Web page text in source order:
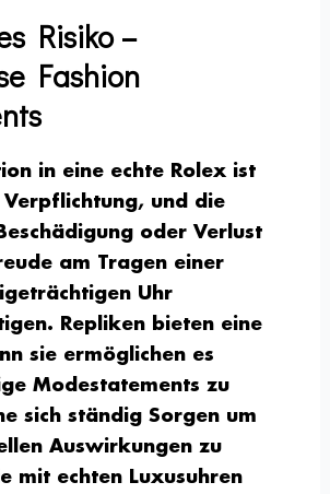
Risiko –
Fashion
in eine echte Rolex ist
und die
oder Verlust
am Tragen einer
Uhr
Repliken bieten eine
sie ermöglichen es
Modestatements zu
sich ständig Sorgen um
Auswirkungen zu
mit echten Luxusuhren